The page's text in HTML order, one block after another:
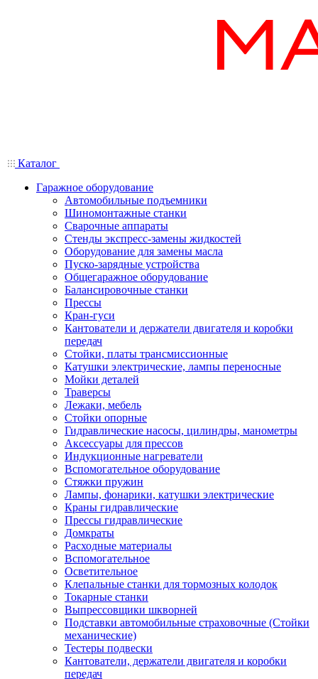
Каталог
Гаражное оборудование
Автомобильные подъемники
Шиномонтажные станки
Сварочные аппараты
Стенды экспресс-замены жидкостей
Оборудование для замены масла
Пуско-зарядные устройства
Общегаражное оборудование
Балансировочные станки
Прессы
Кран-гуси
Кантователи и держатели двигателя и коробки
передач
Стойки, платы трансмиссионные
Катушки электрические, лампы переносные
Мойки деталей
Траверсы
Лежаки, мебель
Стойки опорные
Гидравлические насосы, цилиндры, манометры
Аксессуары для прессов
Индукционные нагреватели
Вспомогательное оборудование
Стяжки пружин
Лампы, фонарики, катушки электрические
Краны гидравлические
Прессы гидравлические
Домкраты
Расходные материалы
Вспомогательное
Осветительное
Клепальные станки для тормозных колодок
Токарные станки
Выпрессовщики шкворней
Подставки автомобильные страховочные (Стойки
механические)
Тестеры подвески
Кантователи, держатели двигателя и коробки
передач